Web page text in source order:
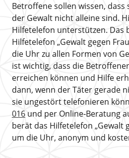
Betroffene sollen wissen, dass
der Gewalt nicht alleine sind.
Hilfetelefon unterstützen. Das
Hilfetelefon „Gewalt gegen
die Uhr zu allen Formen von
ist wichtig, dass die
erreichen können und Hilfe
dann, wenn der Täter gerade
sie ungestört telefonieren
016und per Online-Beratung
berät das Hilfetelefon „Gewalt
um die Uhr, anonym und